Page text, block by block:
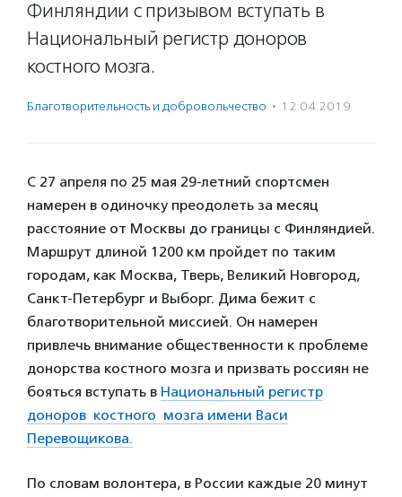
Финляндии с призывом вступать в
Национальный регистр доноров
костного мозга.
Благотвори­тель­ность и доброволь­чест­во · 12.04.2019
С 27 апреля по 25 мая 29-летний спортсмен
намерен в одиночку преодолеть за месяц
расстояние от Москвы до границы с Финляндией.
Маршрут длиной 1200 км пройдет по таким
городам, как Москва, Тверь, Великий Новгород,
Санкт-Петербург и Выборг. Дима бежит с
благотворительной миссией. Он намерен
привлечь внимание общественности к проблеме
донорства костного мозга и призвать россиян не
бояться вступать в Национальный регистр
доноров костного мозга имени Васи
Перевощикова.
По словам волонтера, в России каждые 20 минут